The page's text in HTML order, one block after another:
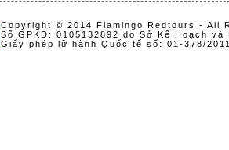
Copyright © 2014 Flamingo Redtours - All
Số GPKD: 0105132892 do Sở Kế Hoạch
Giấy phép lữ hành Quốc tế số: 01-378/